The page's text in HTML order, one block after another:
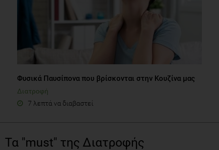
Φυσικά Παυσίπονα που βρίσκονται στην Κουζίνα μας
Διατροφή
7 λεπτά να διαβαστεί
Τα "must" της Διατροφής